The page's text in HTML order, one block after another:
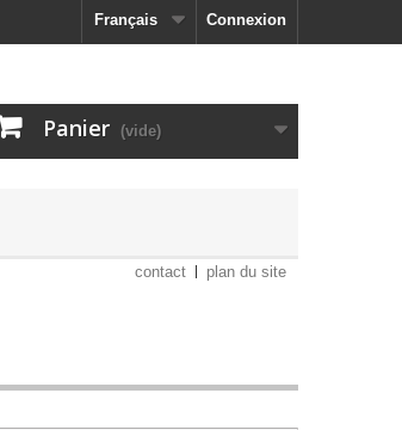
Connexion
Français
Panier (vide)
contact plan du site